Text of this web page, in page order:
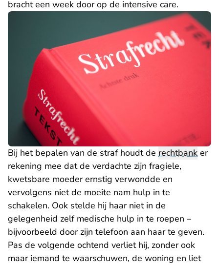
bracht een week door op de intensive care.
Bij het bepalen van de straf houdt de rechtbank er
rekening mee dat de verdachte zijn fragiele,
kwetsbare moeder ernstig verwondde en
vervolgens niet de moeite nam hulp in te
schakelen. Ook stelde hij haar niet in de
gelegenheid zelf medische hulp in te roepen –
bijvoorbeeld door zijn telefoon aan haar te geven.
Pas de volgende ochtend verliet hij, zonder ook
maar iemand te waarschuwen, de woning en liet